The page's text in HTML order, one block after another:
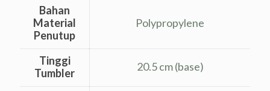
Bahan
Material
Penutup
Polypropylene
Tinggi
Tumbler
20.5 cm (base)